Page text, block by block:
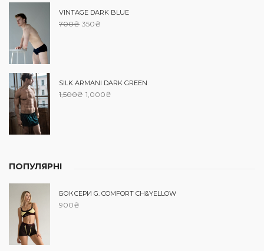
VINTAGE DARK BLUE
700₴ 350₴
SILK ARMANI DARK GREEN
1,500₴ 1,000₴
ПОПУЛЯРНІ
БОКСЕРИ G. COMFORT CH&YELLOW
900₴